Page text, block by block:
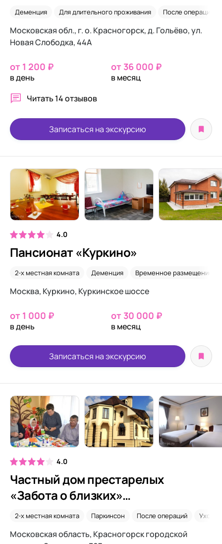
Деменция Для длительного проживания После операций
Московская обл., г. о. Красногорск, д. Гольёво, ул.
Новая Слободка, 44А
от 1 200 ₽
в день
от 36 000 ₽
в месяц
Читать 14 отзывов
Записаться на экскурсию
4.0
Пансионат «Куркино»
2-х местная комната Деменция Временное размещение
Москва, Куркино, Куркинское шоссе
от 1 000 ₽
в день
от 30 000 ₽
в месяц
Записаться на экскурсию
4.0
Частный дом престарелых
«Забота о близких»
Архангельское-1
2-х местная комната Паркинсон После операций Уход
Московская область, Красногорск городской